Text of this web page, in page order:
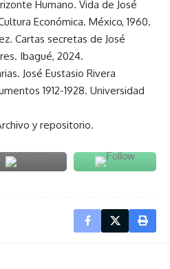
Humano. Vida de José
Económica. México, 1960.
Cartas secretas de José
Ibagué, 2024.
José Eustasio Rivera
1912-1928. Universidad
y repositorio.